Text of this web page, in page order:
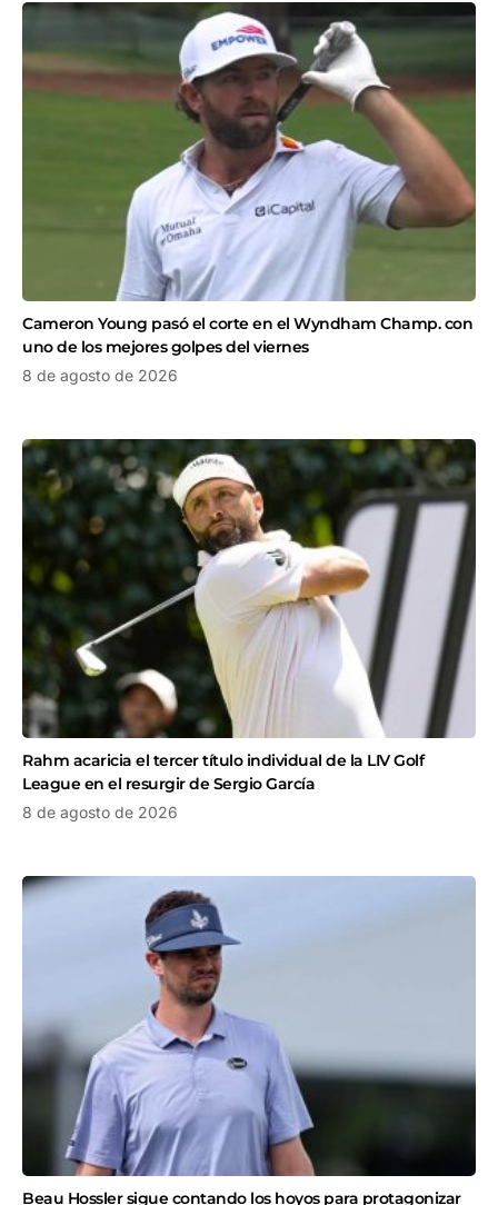
Cameron Young pasó el corte en el Wyndham Champ. con
uno de los mejores golpes del viernes
8 de agosto de 2026
Rahm acaricia el tercer título individual de la LIV Golf
League en el resurgir de Sergio García
8 de agosto de 2026
Beau Hossler sigue contando los hoyos para protagonizar